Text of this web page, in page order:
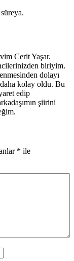
Cerit Yaşar.
biriyim.
dolayı
daha kolay oldu. Bu
edip
şiirini
* ile